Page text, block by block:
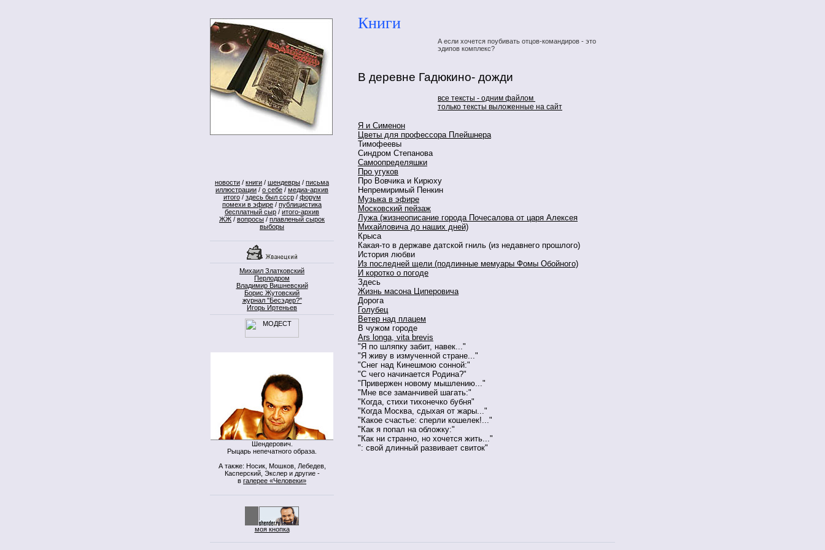
новости / книги / шендевры / письма
иллюстрации / о себе / медиа-архив
итого/ здесь был ссср/ форум
помехи в эфире / публицистика
бесплатный сыр / итого-архив
ЖЖ / вопросы / плавленый сырок
выборы
Михаил Златковский
Перлодром
Владимир Вишневский
Борис Жутовский
журнал "Бесэдер?"
Игорь Иртеньев
Шендерович.
Рыцарь непечатного образа.
А также: Носик, Мошков, Лебедев,
Касперский, Экслер и другие -
в галерее «Человеки»
моя кнопка
Книги
А если хочется поубивать отцов-командиров - это
эдипов комплекс?
В деревне Гадюкино- дожди
все тексты - одним файлом
только тексты выложенные на сайт
Я и Сименон
Цветы для профессора Плейшнера
Тимофеевы
Синдром Степанова
Самоопределяшки
Про угуков
Про Вовчика и Кирюху
Непремиримый Пенкин
Музыка в эфире
Московский пейзаж
Лужа (жизнеописание города Почесалова от царя Алексея
Михайловича до наших дней)
Крыса
Какая-то в державе датской гниль (из недавнего прошлого)
История любви
Из последней щели (подлинные мемуары Фомы Обойного)
И коротко о погоде
Здесь
Жизнь масона Циперовича
Дорога
Голубец
Ветер над плацем
В чужом городе
Ars longa, vita brevis
"Я по шляпку забит, навек..."
"Я живу в измученной стране..."
"Снег над Кинешмою сонной:"
"С чего начинается Родина?"
"Привержен новому мышлению..."
"Мне все заманчивей шагать:"
"Когда, стихи тихонечко бубня"
"Когда Москва, сдыхая от жары..."
"Какое счастье: сперли кошелек!..."
"Как я попал на обложку:"
"Как ни странно, но хочется жить..."
": свой длинный развивает свиток"